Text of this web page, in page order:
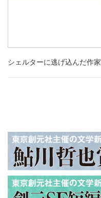
シェルターに逃げ込んだ作